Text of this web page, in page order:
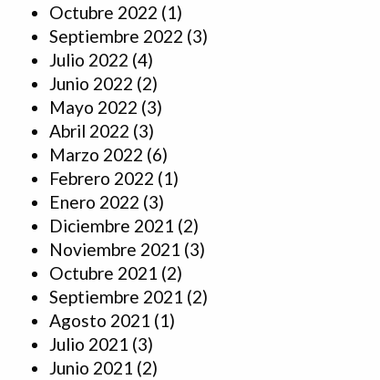
Octubre 2022 (1)
Septiembre 2022 (3)
Julio 2022 (4)
Junio 2022 (2)
Mayo 2022 (3)
Abril 2022 (3)
Marzo 2022 (6)
Febrero 2022 (1)
Enero 2022 (3)
Diciembre 2021 (2)
Noviembre 2021 (3)
Octubre 2021 (2)
Septiembre 2021 (2)
Agosto 2021 (1)
Julio 2021 (3)
Junio 2021 (2)